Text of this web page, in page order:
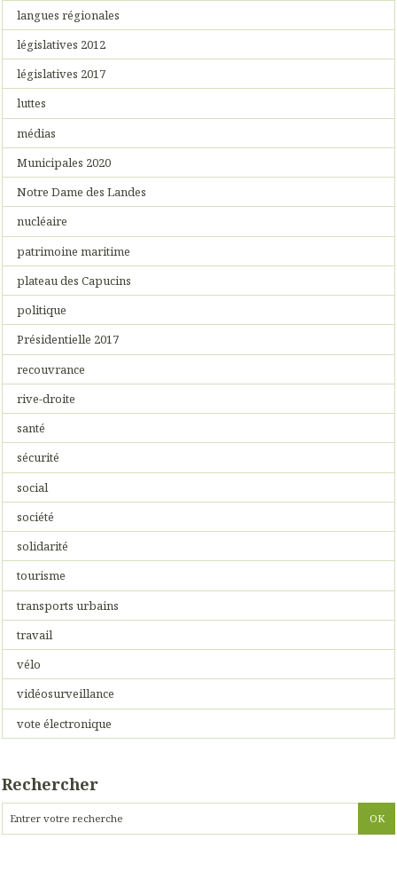
langues régionales
législatives 2012
législatives 2017
luttes
médias
Municipales 2020
Notre Dame des Landes
nucléaire
patrimoine maritime
plateau des Capucins
politique
Présidentielle 2017
recouvrance
rive-droite
santé
sécurité
social
société
solidarité
tourisme
transports urbains
travail
vélo
vidéosurveillance
vote électronique
Rechercher